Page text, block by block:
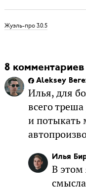
Жуэль-про 3.0.5
8 комментариев
Aleksey
Илья, для
всего
и потыкать
Илья
В этом